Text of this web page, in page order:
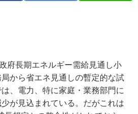
府長期エネルギー需給見通し小
から省エネ見通しの暫定的な試
、電力、特に家庭・業務部門に
が見込まれている。だがこれは